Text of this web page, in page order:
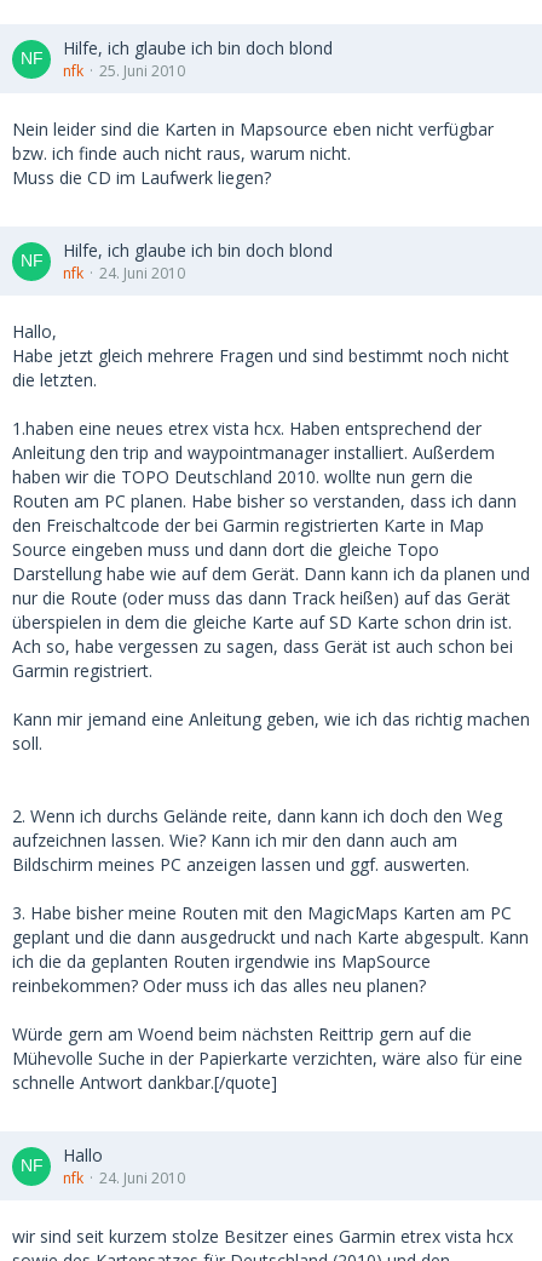
Hilfe, ich glaube ich bin doch blond
nfk 25. Juni 2010
Nein leider sind die Karten in Mapsource eben nicht verfügbar
bzw. ich finde auch nicht raus, warum nicht.
Muss die CD im Laufwerk liegen?
Hilfe, ich glaube ich bin doch blond
nfk 24. Juni 2010
Hallo,
Habe jetzt gleich mehrere Fragen und sind bestimmt noch nicht
die letzten.
1.haben eine neues etrex vista hcx. Haben entsprechend der
Anleitung den trip and waypointmanager installiert. Außerdem
haben wir die TOPO Deutschland 2010. wollte nun gern die
Routen am PC planen. Habe bisher so verstanden, dass ich dann
den Freischaltcode der bei Garmin registrierten Karte in Map
Source eingeben muss und dann dort die gleiche Topo
Darstellung habe wie auf dem Gerät. Dann kann ich da planen und
nur die Route (oder muss das dann Track heißen) auf das Gerät
überspielen in dem die gleiche Karte auf SD Karte schon drin ist.
Ach so, habe vergessen zu sagen, dass Gerät ist auch schon bei
Garmin registriert.
Kann mir jemand eine Anleitung geben, wie ich das richtig machen
soll.
2. Wenn ich durchs Gelände reite, dann kann ich doch den Weg
aufzeichnen lassen. Wie? Kann ich mir den dann auch am
Bildschirm meines PC anzeigen lassen und ggf. auswerten.
3. Habe bisher meine Routen mit den MagicMaps Karten am PC
geplant und die dann ausgedruckt und nach Karte abgespult. Kann
ich die da geplanten Routen irgendwie ins MapSource
reinbekommen? Oder muss ich das alles neu planen?
Würde gern am Woend beim nächsten Reittrip gern auf die
Mühevolle Suche in der Papierkarte verzichten, wäre also für eine
schnelle Antwort dankbar.[/quote]
Hallo
nfk 24. Juni 2010
wir sind seit kurzem stolze Besitzer eines Garmin etrex vista hcx